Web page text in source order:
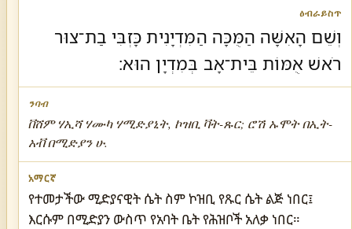
וְשֵׁם הָאִשָּׁה הַמֻּכָּה הַמִּדְיָנִית כָּזְבִּי בַת־צוּר
רֹאשׁ אֻמּוֹת בֵּית־אָב בְּמִדְיָן הוּא׃
ቨሸም ሃኢሻ ሃሙካ ሃሚድያኒት, ኮዝቢ ቫት-ጹር; ሮሽ ኡሞት በኢት-
አቭ በሚድያን ሁ.
የተመታችው ሚድያናዊት ሴት ስም ኮዝቢ የጹር ሴት ልጅ ነበር፤
እርሱም በሚድያን ውስጥ የአባት ቤት የሕዝቦች አለቃ ነበር።